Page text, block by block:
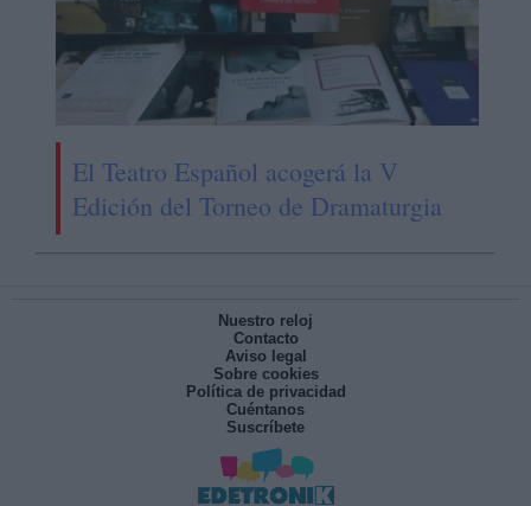
El Teatro Español acogerá la V
Edición del Torneo de Dramaturgia
Nuestro reloj
Contacto
Aviso legal
Sobre cookies
Política de privacidad
Cuéntanos
Suscríbete